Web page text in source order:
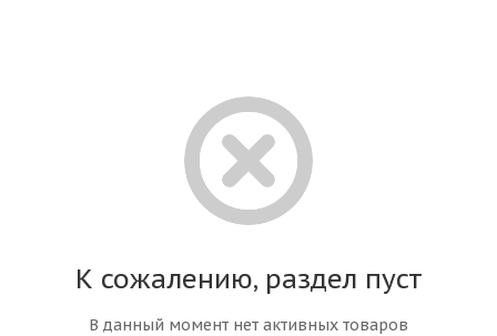
К сожалению, раздел пуст
В данный момент нет активных товаров